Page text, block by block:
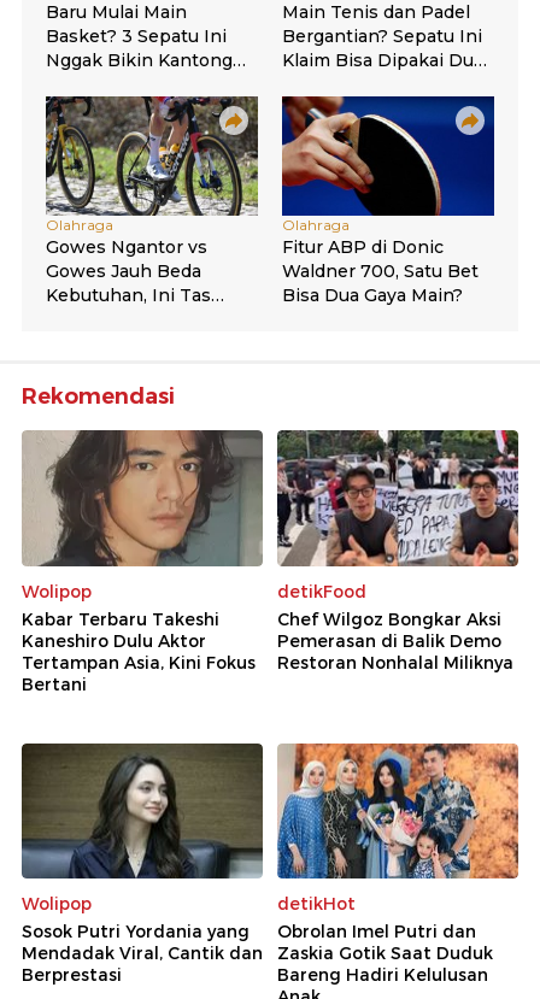
Rekomendasi
Wolipop
Kabar Terbaru Takeshi
Kaneshiro Dulu Aktor
Tertampan Asia, Kini Fokus
Bertani
detikFood
Chef Wilgoz Bongkar Aksi
Pemerasan di Balik Demo
Restoran Nonhalal Miliknya
Wolipop
Sosok Putri Yordania yang
Mendadak Viral, Cantik dan
Berprestasi
detikHot
Obrolan Imel Putri dan
Zaskia Gotik Saat Duduk
Bareng Hadiri Kelulusan